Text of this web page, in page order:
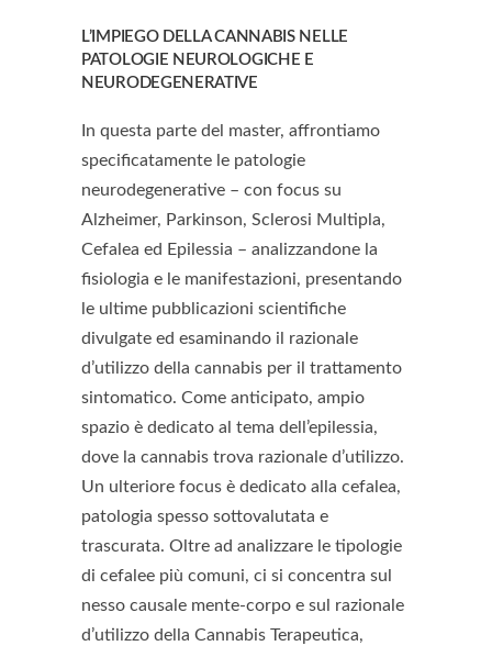
L’IMPIEGO DELLA CANNABIS NELLE
PATOLOGIE NEUROLOGICHE E
NEURODEGENERATIVE
In questa parte del master, affrontiamo
specificatamente le patologie
neurodegenerative – con focus su
Alzheimer, Parkinson, Sclerosi Multipla,
Cefalea ed Epilessia – analizzandone la
fisiologia e le manifestazioni, presentando
le ultime pubblicazioni scientifiche
divulgate ed esaminando il razionale
d’utilizzo della cannabis per il trattamento
sintomatico. Come anticipato, ampio
spazio è dedicato al tema dell’epilessia,
dove la cannabis trova razionale d’utilizzo.
Un ulteriore focus è dedicato alla cefalea,
patologia spesso sottovalutata e
trascurata. Oltre ad analizzare le tipologie
di cefalee più comuni, ci si concentra sul
nesso causale mente-corpo e sul razionale
d’utilizzo della Cannabis Terapeutica,